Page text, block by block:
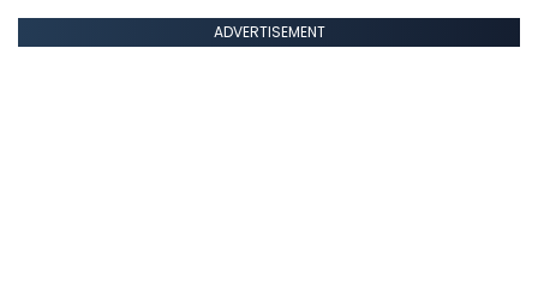
ADVERTISEMENT